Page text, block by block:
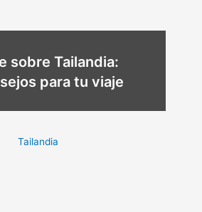
sobre Tailandia:
para tu viaje